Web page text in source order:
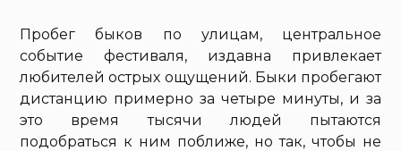
Пробег быков по улицам, центральное
событие фестиваля, издавна привлекает
любителей острых ощущений. Быки пробегают
дистанцию примерно за четыре минуты, и за
это время тысячи людей пытаются
подобраться к ним поближе, но так, чтобы не